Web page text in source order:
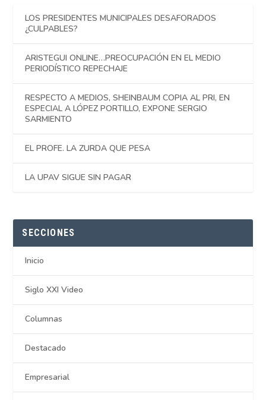
LOS PRESIDENTES MUNICIPALES DESAFORADOS
¿CULPABLES?
ARISTEGUI ONLINE…PREOCUPACIÓN EN EL MEDIO
PERIODÍSTICO REPECHAJE
RESPECTO A MEDIOS, SHEINBAUM COPIA AL PRI, EN
ESPECIAL A LÓPEZ PORTILLO, EXPONE SERGIO
SARMIENTO
EL PROFE. LA ZURDA QUE PESA
LA UPAV SIGUE SIN PAGAR
SECCIONES
Inicio
Siglo XXI Video
Columnas
Destacado
Empresarial